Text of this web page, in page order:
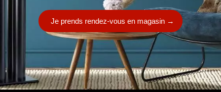
Je prends rendez-vous en magasin →